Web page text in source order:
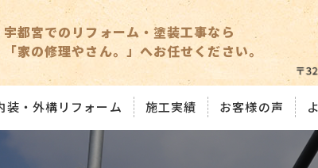
宇都宮でのリフォーム・塗装工事なら
「家の修理やさん。」へお任せください。
装・外構リフォーム 施工実績 お客様の声